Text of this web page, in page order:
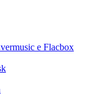
e Flacbox